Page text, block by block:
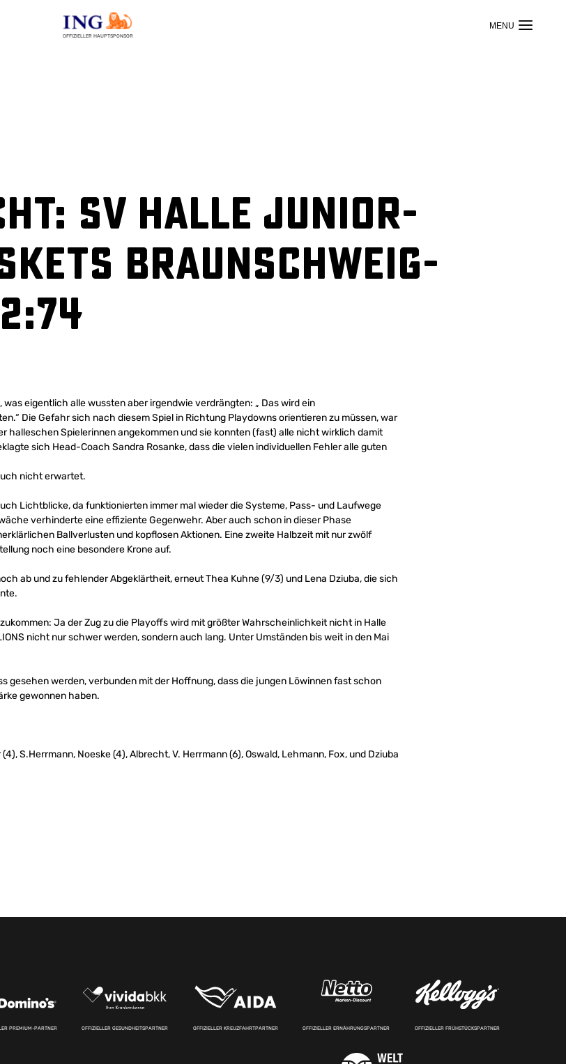
OFFIZIELLER HAUPTSPONSOR
SV Halle Junior-
Braunschweig-
eigentlich alle wussten aber irgendwie verdrängten: „ Das wird ein
Die Gefahr sich nach diesem Spiel in Richtung Playdowns orientieren zu müssen, war
halleschen Spielerinnen angekommen und sie konnten (fast) alle nicht wirklich damit
sich Head-Coach Sandra Rosanke, dass die vielen individuellen Fehler alle guten
nicht erwartet.
Lichtblicke, da funktionierten immer mal wieder die Systeme, Pass- und Laufwege
verhinderte eine effiziente Gegenwehr. Aber auch schon in dieser Phase
Ballverlusten und kopflosen Aktionen. Eine zweite Halbzeit mit nur zwölf
noch eine besondere Krone auf.
ab und zu fehlender Abgeklärtheit, erneut Thea Kuhne (9/3) und Lena Dziuba, die sich
Ja der Zug zu die Playoffs wird mit größter Wahrscheinlichkeit nicht in Halle
nicht nur schwer werden, sondern auch lang. Unter Umständen bis weit in den Mai
gesehen werden, verbunden mit der Hoffnung, dass die jungen Löwinnen fast schon
gewonnen haben.
S.Herrmann, Noeske (4), Albrecht, V. Herrmann (6), Oswald, Lehmann, Fox, und Dziuba
PREMIUM-PARTNER OFFIZIELLER GESUNDHEITSPARTNER OFFIZIELLER KREUZFAHRTPARTNER OFFIZIELLER ERNÄHRUNGSPARTNER OFFIZIELLER FRÜHSTÜCKSPARTNER